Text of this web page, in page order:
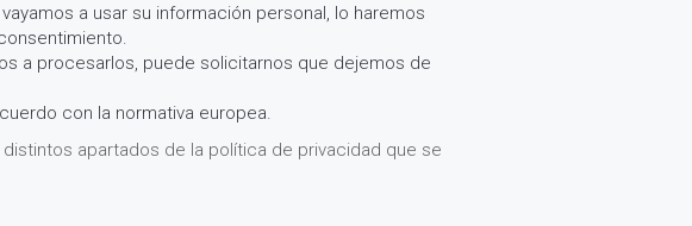
a usar su información personal, lo haremos
a procesarlos, puede solicitarnos que dejemos de
con la normativa europea.
apartados de la política de privacidad que se